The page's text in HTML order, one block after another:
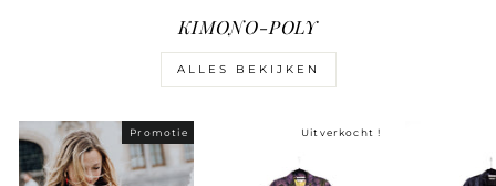
KIMONO-POLY
ALLES BEKIJKEN
Promotie Uitverkocht !